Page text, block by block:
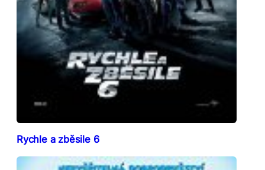
Rychle a zběsile 6